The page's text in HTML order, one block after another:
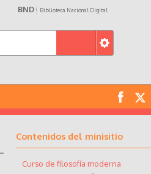
BND Biblioteca Nacional Digital
Contenidos del minisitio
Curso de filosofía moderna